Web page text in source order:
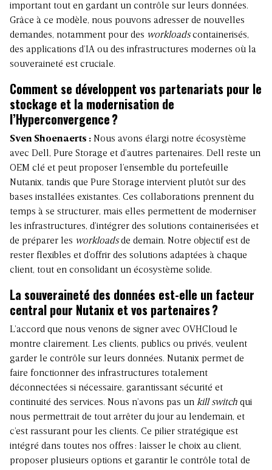
important tout en gardant un contrôle sur leurs données.
Grâce à ce modèle, nous pouvons adresser de nouvelles
demandes, notamment pour des workloadscontainerisés,
des applications d’IA ou des infrastructures modernes où la
souveraineté est cruciale.
Comment se développent vos partenariats pour le
stockage et la modernisation de
l’Hyperconvergence ?
Sven Shoenaerts : Nous avons élargi notre écosystème
avec Dell, Pure Storage et d’autres partenaires. Dell reste un
OEM clé et peut proposer l’ensemble du portefeuille
Nutanix, tandis que Pure Storage intervient plutôt sur des
bases installées existantes. Ces collaborations prennent du
temps à se structurer, mais elles permettent de moderniser
les infrastructures, d’intégrer des solutions containerisées et
de préparer les workloadsde demain. Notre objectif est de
rester flexibles et d’offrir des solutions adaptées à chaque
client, tout en consolidant un écosystème solide.
La souveraineté des données est-elle un facteur
central pour Nutanix et vos partenaires ?
L’accord que nous venons de signer avec OVHCloud le
montre clairement. Les clients, publics ou privés, veulent
garder le contrôle sur leurs données. Nutanix permet de
faire fonctionner des infrastructures totalement
déconnectées si nécessaire, garantissant sécurité et
continuité des services. Nous n’avons pas un kill switch qui
nous permettrait de tout arrêter du jour au lendemain, et
c’est rassurant pour les clients. Ce pilier stratégique est
intégré dans toutes nos offres : laisser le choix au client,
proposer plusieurs options et garantir le contrôle total de